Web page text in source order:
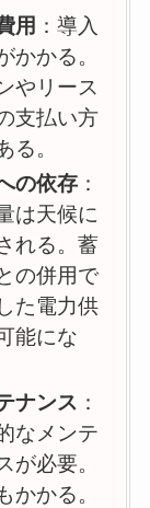
用 ：導入
かかる。
やリース
支払い方
る。
の依存 ：
は天候に
れる。蓄
の併用で
た電力供
能にな
ナンス ：
なメンテ
が必要。
かかる。